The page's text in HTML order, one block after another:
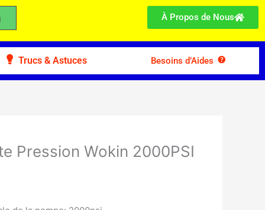
À Propos de Nous
Trucs & Astuces Besoins d’Aides
Pression Wokin 2000PSI